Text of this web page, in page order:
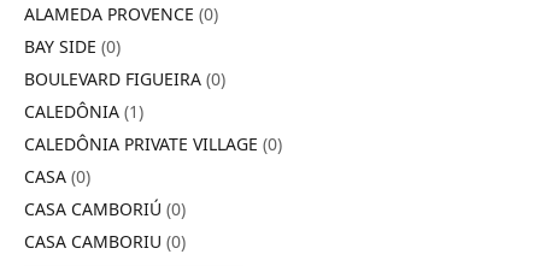
ALAMEDA PROVENCE (0)
BAY SIDE (0)
BOULEVARD FIGUEIRA (0)
CALEDÔNIA (1)
CALEDÔNIA PRIVATE VILLAGE (0)
CASA (0)
CASA CAMBORIÚ (0)
CASA CAMBORIU (0)